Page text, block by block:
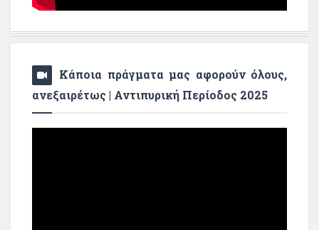
Κάποια πράγματα μας αφορούν όλους,
ανεξαιρέτως | Αντιπυρική Περίοδος 2025